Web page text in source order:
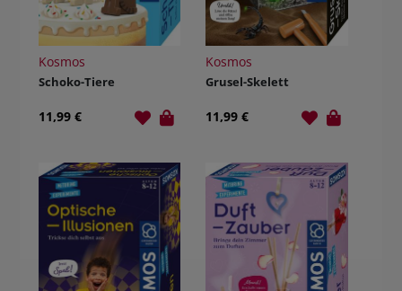
Kosmos
Schoko-Tiere
11,99 €
Kosmos
Grusel-Skelett
11,99 €